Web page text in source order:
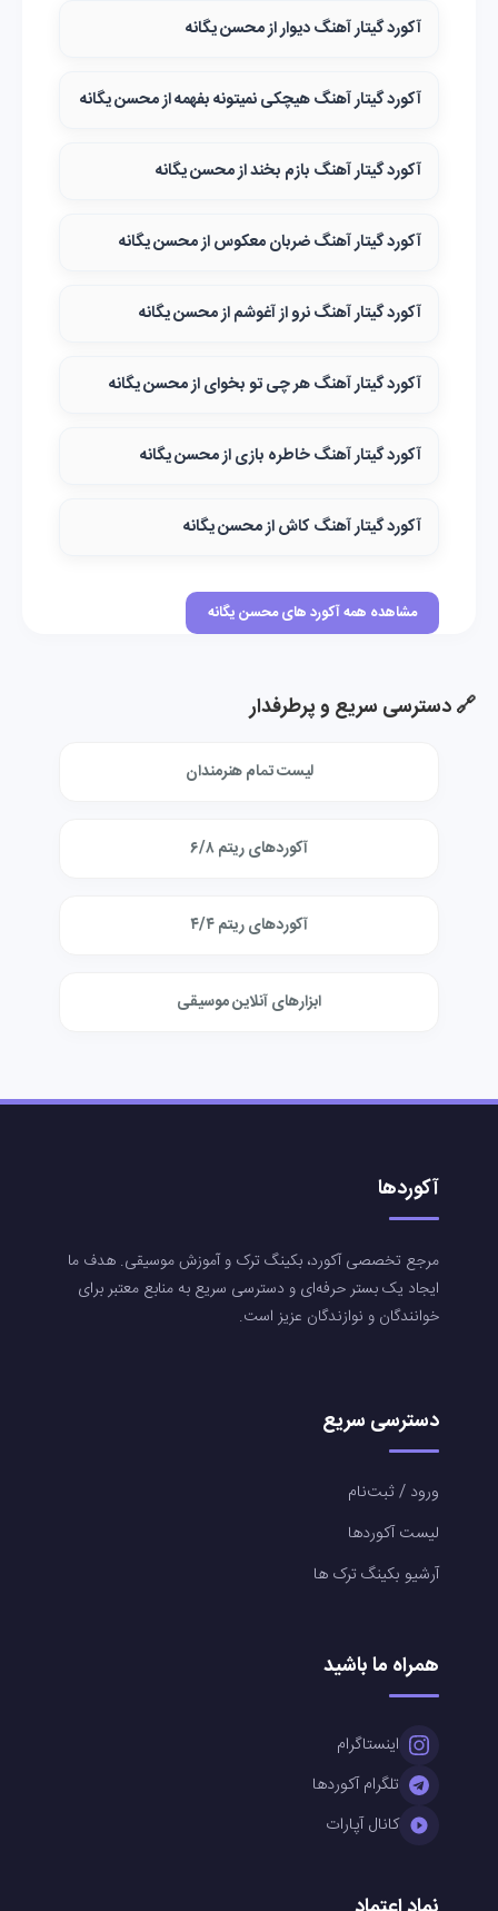
آکورد گیتار آهنگ دیوار از محسن یگانه
آکورد گیتار آهنگ هیچکی نمیتونه بفهمه از محسن یگانه
آکورد گیتار آهنگ بازم بخند از محسن یگانه
آکورد گیتار آهنگ ضربان معکوس از محسن یگانه
آکورد گیتار آهنگ نرو از آغوشم از محسن یگانه
آکورد گیتار آهنگ هر چی تو بخوای از محسن یگانه
آکورد گیتار آهنگ خاطره بازی از محسن یگانه
آکورد گیتار آهنگ کاش از محسن یگانه
مشاهده همه آکورد های محسن یگانه
🔗 دسترسی سریع و پرطرفدار
لیست تمام هنرمندان
آکوردهای ریتم ۶/۸
آکوردهای ریتم ۴/۴
ابزارهای آنلاین موسیقی
آکوردها
مرجع تخصصی آکورد، بکینگ ترک و آموزش موسیقی. هدف ما
ایجاد یک بستر حرفه‌ای و دسترسی سریع به منابع معتبر برای
خوانندگان و نوازندگان عزیز است.
دسترسی سریع
ورود / ثبت‌نام
لیست آکوردها
آرشیو بکینگ ترک ها
همراه ما باشید
اینستاگرام
تلگرام آکوردها
کانال آپارات